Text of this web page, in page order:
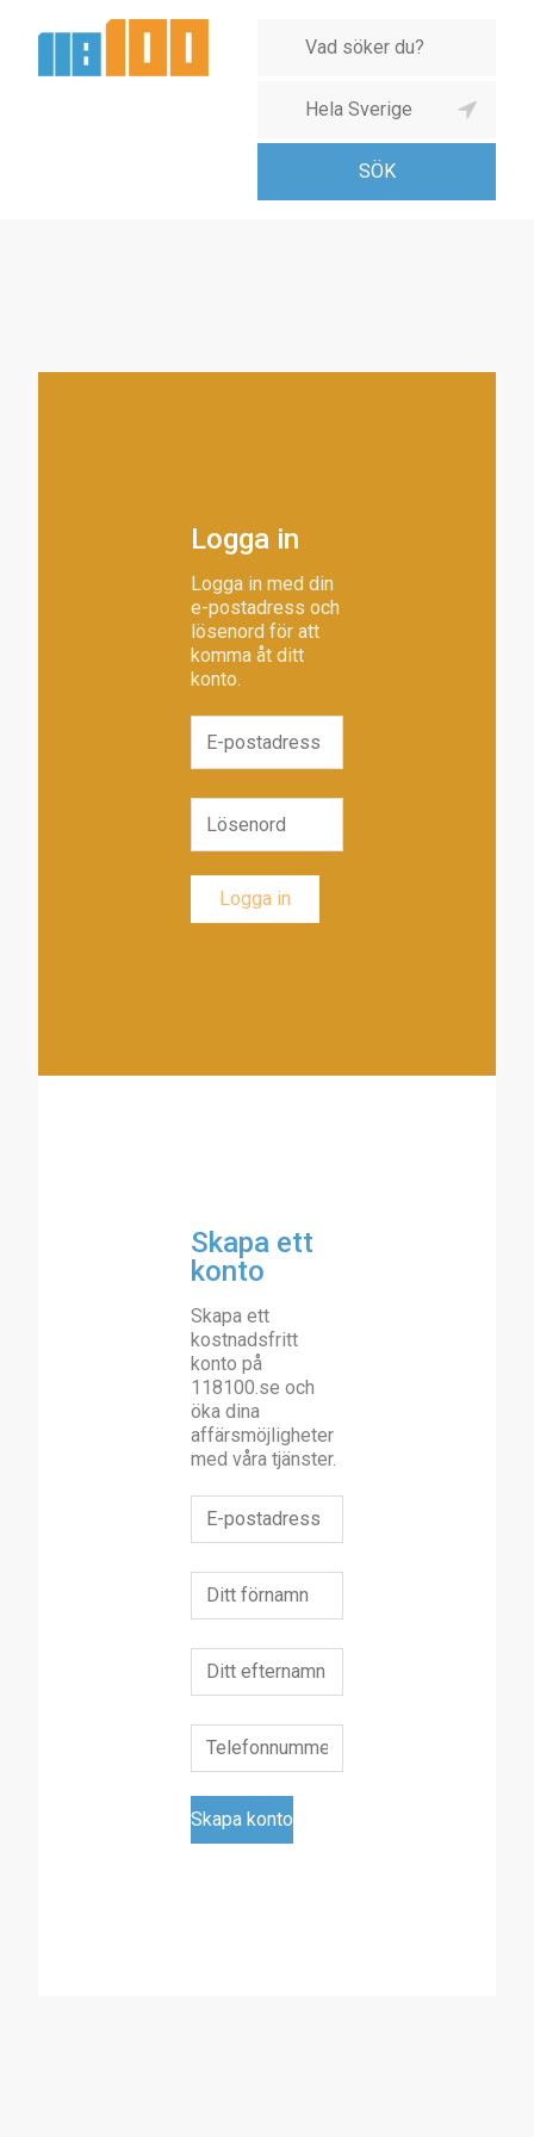
Logga in
Logga in med din
e-postadress och
lösenord för att
komma åt ditt
konto.
Skapa ett
konto
Skapa ett
kostnadsfritt
konto på
118100.se och
öka dina
affärsmöjligheter
med våra tjänster.